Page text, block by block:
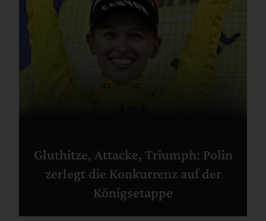
Gluthitze, Attacke, Triumph: Polin
zerlegt die Konkurrenz auf der
Königsetappe